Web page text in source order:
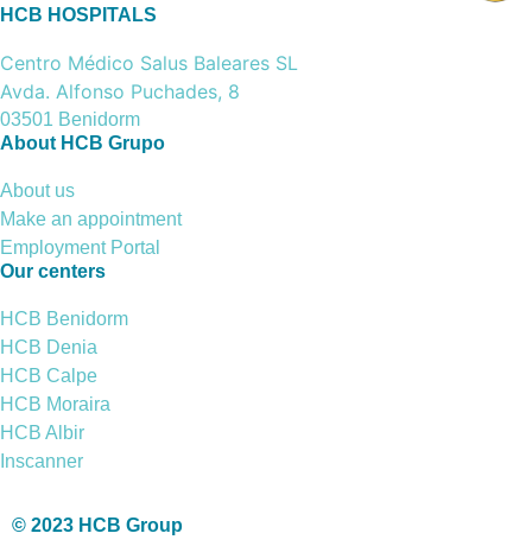
HCB HOSPITALS
Centro Médico Salus Baleares SL
Avda. Alfonso Puchades, 8
03501 Benidorm
About HCB Grupo
About us
Make an appointment
Employment Portal
Our centers
HCB Benidorm
HCB Denia
HCB Calpe
HCB Moraira
HCB Albir
Inscanner
© 2023 HCB Group